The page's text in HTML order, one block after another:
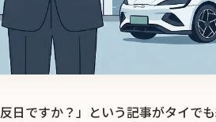
日ですか？」という記事がタイで